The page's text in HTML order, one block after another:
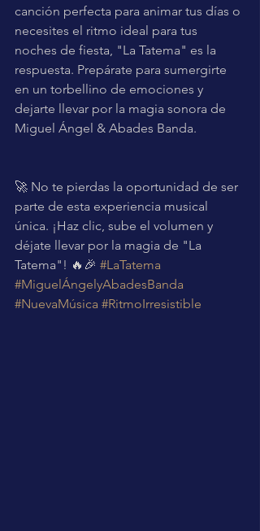
canción perfecta para animar tus días o
necesites el ritmo ideal para tus
noches de fiesta, "La Tatema" es la
respuesta. Prepárate para sumergirte
en un torbellino de emociones y
dejarte llevar por la magia sonora de
Miguel Ángel & Abades Banda.
🚀 No te pierdas la oportunidad de ser
parte de esta experiencia musical
única. ¡Haz clic, sube el volumen y
déjate llevar por la magia de "La
Tatema"! 🔥🎉 #LaTatema
#MiguelÁngelyAbadesBanda
#NuevaMúsica #RitmoIrresistible